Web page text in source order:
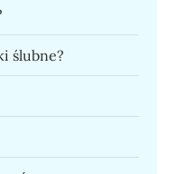
ślubne?